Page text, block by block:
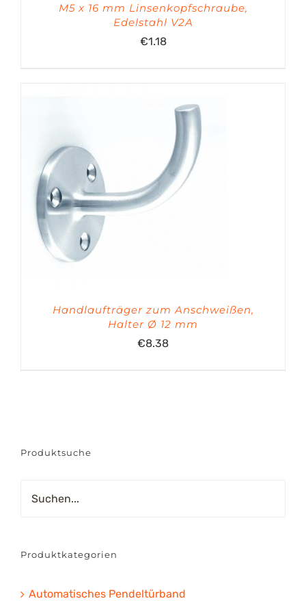
M5 x 16 mm Linsenkopfschraube,
Edelstahl V2A
€1.18
Handlaufträger zum Anschweißen,
Halter Ø 12 mm
€8.38
Produktsuche
Produktkategorien
Automatisches Pendeltürband